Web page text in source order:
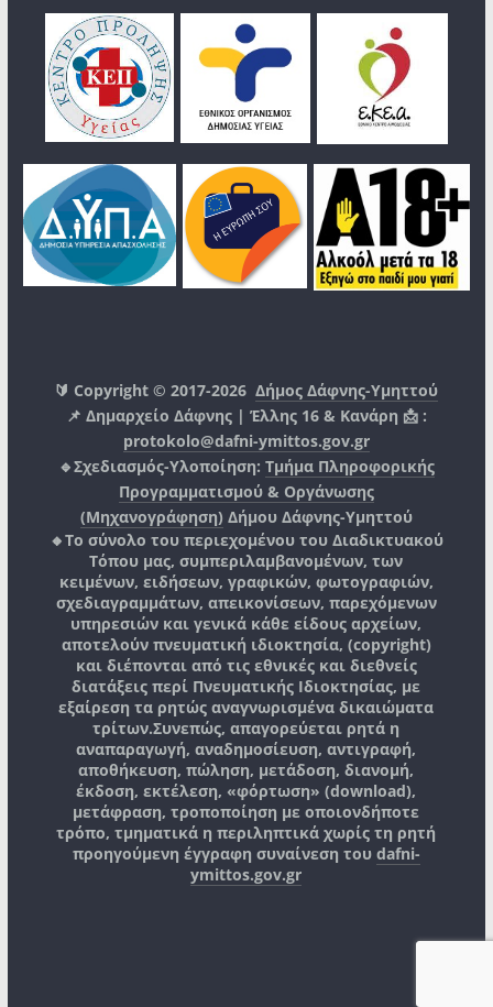
🔰 Copyright © 2017-2026Δήμος Δάφνης-Υμηττού
📌 Δημαρχείο Δάφνης | Έλλης 16 & Κανάρη 📩 :
protokolo@dafni-ymittos.gov.gr
🔹Σχεδιασμός-Υλοποίηση: Τμήμα Πληροφορικής
Προγραμματισμού & Οργάνωσης
(Μηχανογράφηση) Δήμου Δάφνης-Υμηττού
🔸Το σύνολο του περιεχομένου του Διαδικτυακού
Τόπου μας, συμπεριλαμβανομένων, των
κειμένων, ειδήσεων, γραφικών, φωτογραφιών,
σχεδιαγραμμάτων, απεικονίσεων, παρεχόμενων
υπηρεσιών και γενικά κάθε είδους αρχείων,
αποτελούν πνευματική ιδιοκτησία, (copyright)
και διέπονται από τις εθνικές και διεθνείς
διατάξεις περί Πνευματικής Ιδιοκτησίας, με
εξαίρεση τα ρητώς αναγνωρισμένα δικαιώματα
τρίτων.Συνεπώς, απαγορεύεται ρητά η
αναπαραγωγή, αναδημοσίευση, αντιγραφή,
αποθήκευση, πώληση, μετάδοση, διανομή,
έκδοση, εκτέλεση, «φόρτωση» (download),
μετάφραση, τροποποίηση με οποιονδήποτε
τρόπο, τμηματικά η περιληπτικά χωρίς τη ρητή
προηγούμενη έγγραφη συναίνεση του dafni-
ymittos.gov.gr